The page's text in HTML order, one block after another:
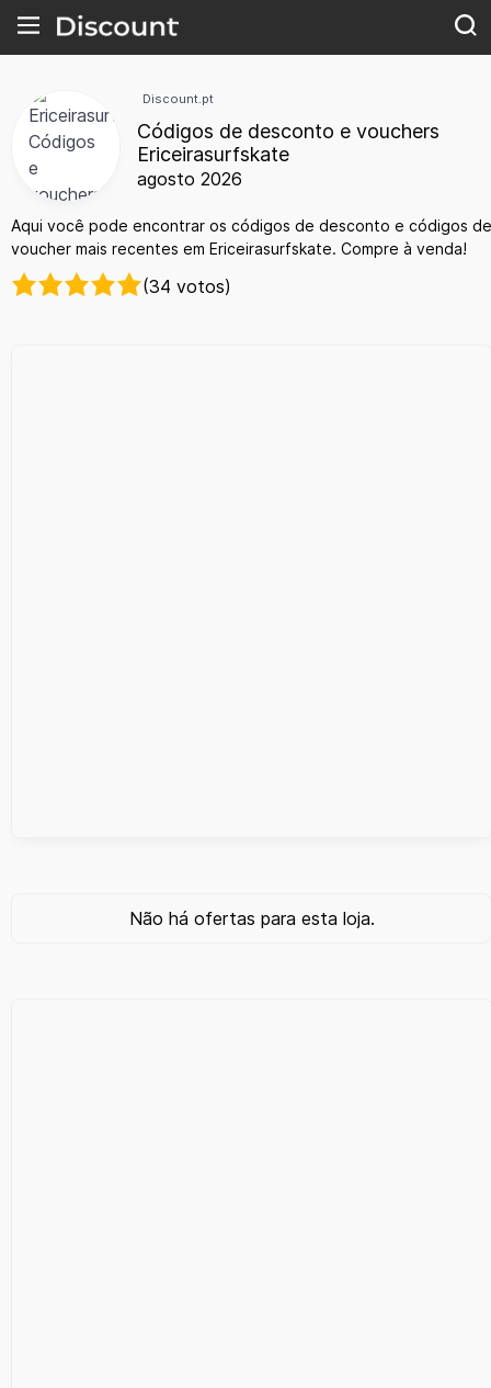
Discount.pt
Códigos de desconto e vouchers
Ericeirasurfskate
agosto 2026
Aqui você pode encontrar os códigos de desconto e códigos de
voucher mais recentes em Ericeirasurfskate. Compre à venda!
(34 votos)
Não há ofertas para esta loja.